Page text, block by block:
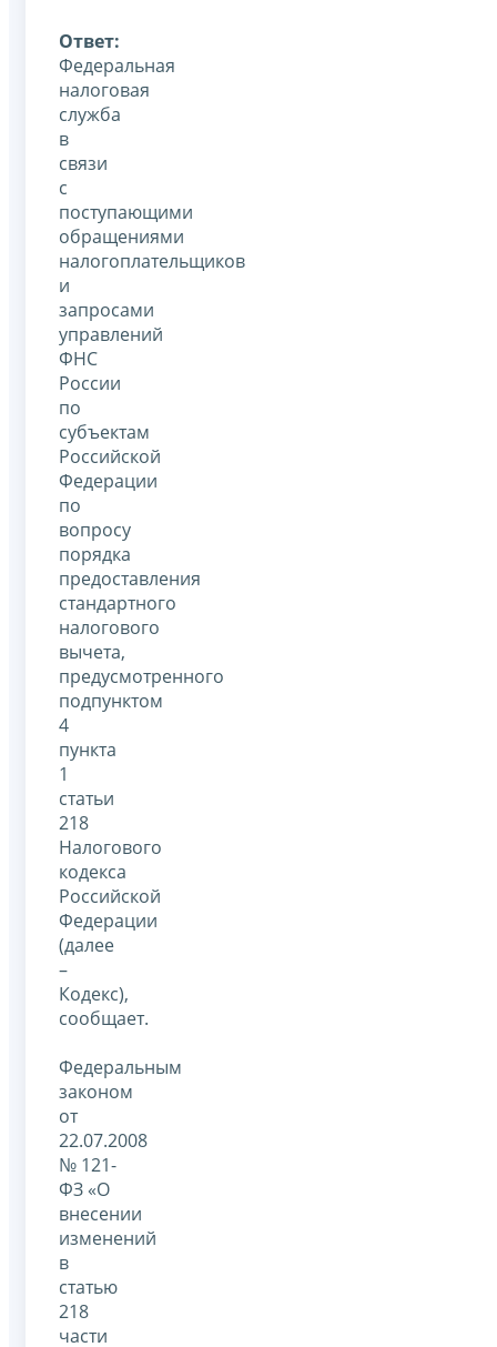
Ответ:
Федеральная
налоговая
служба
в
связи
с
поступающими
обращениями
налогоплательщиков
и
запросами
управлений
ФНС
России
по
субъектам
Российской
Федерации
по
вопросу
порядка
предоставления
стандартного
налогового
вычета,
предусмотренного
подпунктом
4
пункта
1
статьи
218
Налогового
кодекса
Российской
Федерации
(далее
–
Кодекс),
сообщает.
Федеральным
законом
от
22.07.2008
№ 121-
ФЗ «О
внесении
изменений
в
статью
218
части